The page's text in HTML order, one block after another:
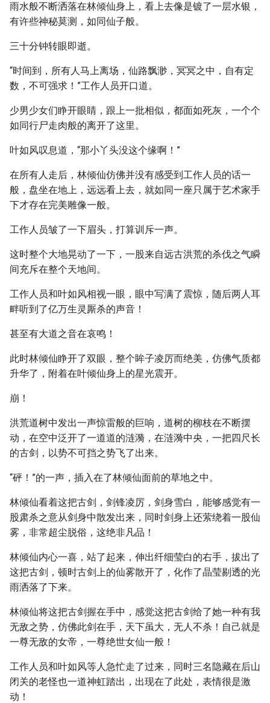
雨水般不断洒落在林倾仙身上，看上去像是镀了一层水银，
有许些神秘莫测，如同仙子般。
三十分钟转眼即逝。
“时间到，所有人马上离场，仙路飘渺，冥冥之中，自有定
数，不可强求！”工作人员开口道。
少男少女们睁开眼睛，跟上一批相似，都面如死灰，一个个
如同行尸走肉般的离开了这里。
叶如风叹息道，“那小丫头没这个缘啊！”
在所有人走后，林倾仙仿佛并没有感受到工作人员的话一
般，盘坐在地上，远远看上去，就如同一座只属于艺术家手
下才存在完美雕像一般。
工作人员皱了一下眉头，打算训斥一声。
这时整个大地晃动了一下，一股来自远古洪荒的杀伐之气瞬
间充斥在整个天地间。
工作人员和叶如风相视一眼，眼中写满了震惊，随后两人耳
畔听到了亿万生灵厮杀的声音！
甚至有大道之音在哀鸣！
此时林倾仙睁开了双眼，整个眸子凌厉而绝美，仿佛气质都
升华了，附着在叶倾仙身上的星光震开。
崩！
洪荒道树中发出一声惊雷般的巨响，道树的柳枝在不断摆
动，在空中泛开了一道道的涟漪，在涟漪中央，一把四尺长
的古剑，以势不可挡之势飞了出来。
“砰！”的一声，插入在了林倾仙面前的草地之中。
林倾仙看着这把古剑，剑锋凌厉，剑身雪白，能够感觉有一
股肃杀之意从剑身中散发出来，同时剑身上还萦绕着一股仙
雾，非常超尘脱俗，这绝非凡品！
林倾仙内心一喜，站了起来，伸出纤细莹白的右手，拔出了
这把古剑，顿时古剑上的仙雾散开了，化作了晶莹剔透的光
雨洒落了下来。
林倾仙将这把古剑握在手中，感觉这把古剑给了她一种有我
无敌之势，仿佛此剑在手，天下虽大，无人不杀！自己就是
一尊无敌的女帝，一尊绝世女仙一般！
工作人员和叶如风等人急忙走了过来，同时三名隐藏在后山
闭关的老怪也一道神虹踏出，出现在了此处，表情很是激
动！